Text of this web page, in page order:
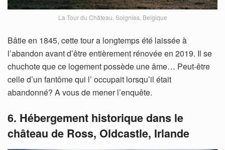
La Tour du Château, Soignies, Belgique
Bâtie en 1845, cette tour a longtemps été laissée à
l’abandon avant d’être entièrement rénovée en 2019. Il se
chuchote que ce logement possède une âme… Peut-être
celle d’un fantôme qui l’ occupait lorsqu’il était
abandonné? A vous de mener l’enquête.
6. Hébergement historique dans le
château de Ross, Oldcastle, Irlande